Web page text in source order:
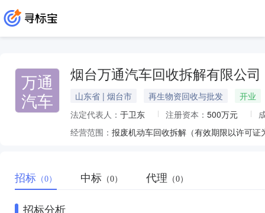
万通
汽车
烟台万通汽车回收拆解有限公司
山东省 | 烟台市 再生物资回收与批发
开业
法定代表人： 于卫东 注册资本： 500万元
经营范围：
招标 （0） 中标 （0） 代理 （0）
招标分析